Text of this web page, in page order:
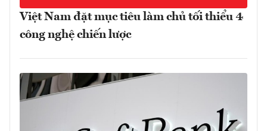
Việt Nam đặt mục tiêu làm chủ tối thiểu 4
công nghệ chiến lược